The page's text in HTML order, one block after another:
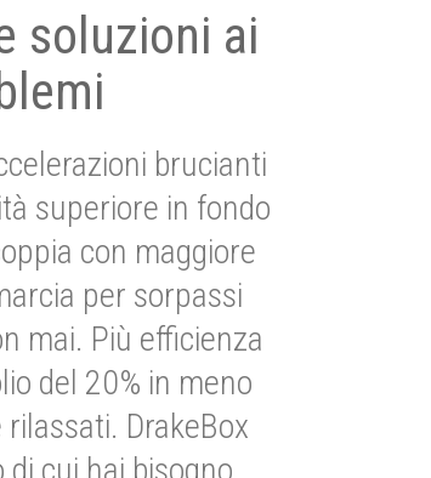
soluzioni ai
brucianti
superiore in fondo
con maggiore
per sorpassi
mai. Più efficienza
del 20% in meno
DrakeBox